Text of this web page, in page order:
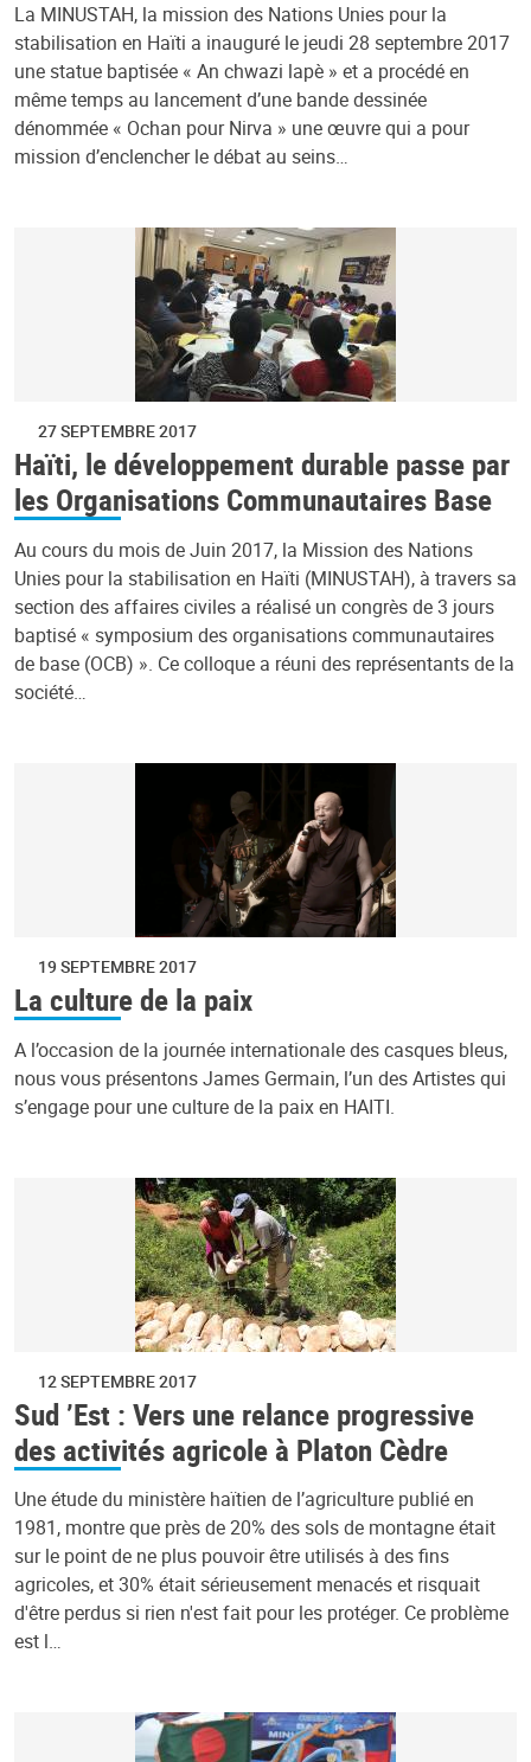
La MINUSTAH, la mission des Nations Unies pour la
stabilisation en Haïti a inauguré le jeudi 28 septembre 2017
une statue baptisée « An chwazi lapè » et a procédé en
même temps au lancement d’une bande dessinée
dénommée « Ochan pour Nirva » une œuvre qui a pour
mission d’enclencher le débat au seins…
27 SEPTEMBRE 2017
Haïti, le développement durable passe par
les Organisations Communautaires Base
Au cours du mois de Juin 2017, la Mission des Nations
Unies pour la stabilisation en Haïti (MINUSTAH), à travers sa
section des affaires civiles a réalisé un congrès de 3 jours
baptisé « symposium des organisations communautaires
de base (OCB) ». Ce colloque a réuni des représentants de la
société…
19 SEPTEMBRE 2017
La culture de la paix
A l’occasion de la journée internationale des casques bleus,
nous vous présentons James Germain, l’un des Artistes qui
s’engage pour une culture de la paix en HAITI.
12 SEPTEMBRE 2017
Sud ’Est : Vers une relance progressive
des activités agricole à Platon Cèdre
Une étude du ministère haïtien de l’agriculture publié en
1981, montre que près de 20% des sols de montagne était
sur le point de ne plus pouvoir être utilisés à des fins
agricoles, et 30% était sérieusement menacés et risquait
d'être perdus si rien n'est fait pour les protéger. Ce problème
est l…